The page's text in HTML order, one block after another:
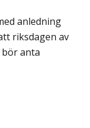
anledning
riksdagen av
anta